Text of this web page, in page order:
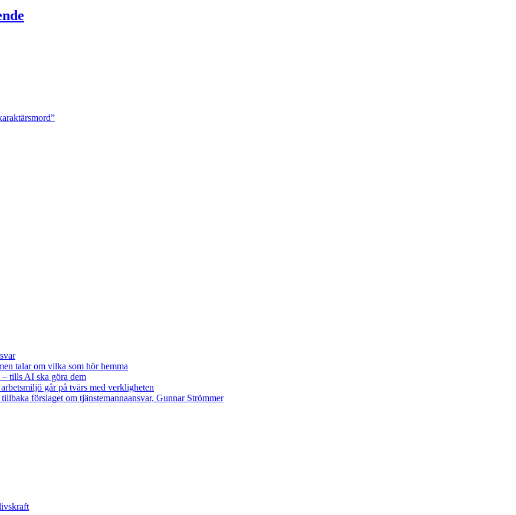
talar om vilka som hör hemma
– tills AI ska göra dem
går på tvärs med verkligheten
förslaget om tjänstemannaansvar, Gunnar Strömmer